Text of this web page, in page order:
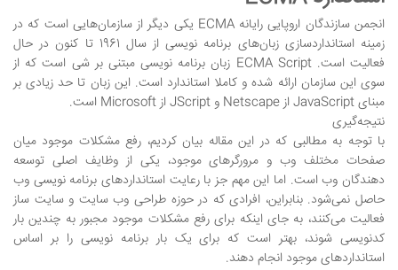
انجمن سازندگان اروپایی رایانه ECMA یکی دیگر از سازمان‌هایی است که در
زمینه استانداردسازی زبان‌های برنامه نویسی از سال 1961 تا کنون در حال
فعالیت است. ECMA Script زبان برنامه نویسی مبتنی بر شی است که از
سوی این سازمان ارائه شده و کاملا استاندارد است. این زبان تا حد زیادی بر
مبنای JavaScript از Netscape و JScript از Microsoft است.
نتیجه‌گیری
با توجه به مطالبی که در این مقاله بیان کردیم، رفع مشکلات موجود میان
صفحات مختلف وب و مرورگرهای موجود، یکی از وظایف اصلی توسعه
دهندگان وب است. اما این مهم جز با رعایت استانداردهای برنامه نویسی وب
حاصل نمی‌شود. بنابراین، افرادی که در حوزه طراحی وب سایت و سایت ساز
فعالیت می‌کنند، به جای اینکه برای رفع مشکلات موجود مجبور به چندین بار
کدنویسی شوند، بهتر است که برای یک بار برنامه نویسی را بر اساس
استانداردهای موجود انجام دهند.